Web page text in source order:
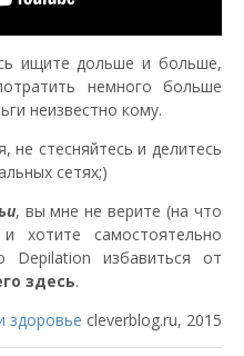
ищите дольше и больше,
немного больше
неизвестно кому.
не стесняйтесь и делитесь
сетях;)
, вы мне не верите (на что
хотите самостоятельно
Depilation избавиться от
здесь.
здоровье cleverblog.ru, 2015